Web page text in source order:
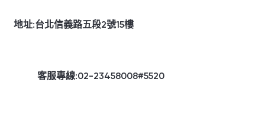
客服專線:02-23458008#5520
地址:台北信義路五段2號15樓